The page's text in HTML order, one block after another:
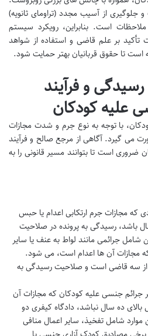
از آسیب مجدد (تراومای ثانویه)
است. بنابراین، رویکرد سیستم
تأکید بر علم قاضی و استفاده از شواهد
تا حقوق قربانیان بهتر حمایت شود.
و فرآیند
علیه کودکان
با توجه به نوع جرم و شدت مجازات
می گیرد. آگاهی از مرجع صالح و فرآیند
ضروری است تا بتوانند مسیر قانونی را به
که مجازات جرم ارتکابی اعدام یا حبس
باشد، رسیدگی به پرونده در صلاحیت
جرائمی مانند لواط به عنف یا سایر
مجازات آن ها اعدام است، می شود.
سه قاضی است و صلاحیت رسیدگی به
جرائم جنسی علیه کودکان که مجازات آن
ده سال نباشد، دادگاه کیفری دو
شامل تفخیذ، سایر اعمال منافی